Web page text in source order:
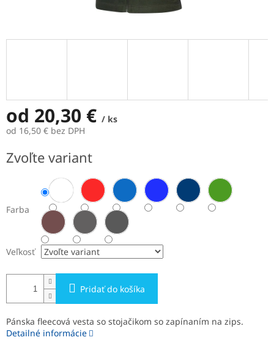
od 20,30 € / ks
od 16,50 € bez DPH
cena:
Zvoľte variant
Farba
Veľkosť
Pridať do košíka
Pánska fleecová vesta so stojačikom so zapínaním na zips.
Detailné informácie